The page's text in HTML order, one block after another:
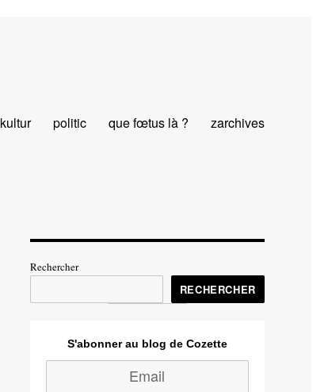
kultur politic que fœtus là ? zarchives
Rechercher
RECHERCHER
S'abonner au blog de Cozette